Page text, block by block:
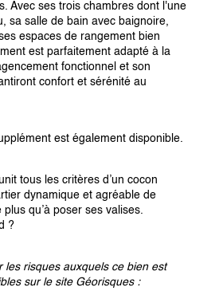
Avec ses trois chambres dont l'une
sa salle de bain avec baignoire,
espaces de rangement bien
est parfaitement adapté à la
fonctionnel et son
confort et sérénité au
est également disponible.
tous les critères d’un cocon
dynamique et agréable de
qu’à poser ses valises.
?
les risques auxquels ce bien est
sur le site Géorisques :